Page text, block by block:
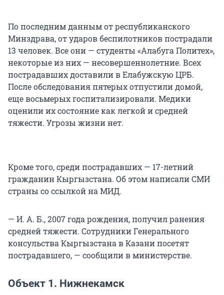
По последним данным от республиканского
Минздрава, от ударов беспилотников пострадали
13 человек. Все они — студенты «Алабуга Политех»,
некоторые из них — несовершеннолетние. Всех
пострадавших доставили в Елабужскую ЦРБ.
После обследования пятерых отпустили домой,
еще восьмерых госпитализировали. Медики
оценили их состояние как легкой и средней
тяжести. Угрозы жизни нет.
Кроме того, среди пострадавших — 17-летний
гражданин Кыргызстана. Об этом написали СМИ
страны со ссылкой на МИД.
— И. А. Б., 2007 года рождения, получил ранения
средней тяжести. Сотрудники Генерального
консульства Кыргызстана в Казани посетят
пострадавшего, — сообщили в министерстве.
Объект 1. Нижнекамск